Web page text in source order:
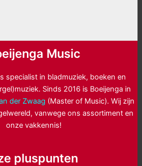
Music
specialist in bladmuziek, boeken en
Sinds 2016 is Boeijenga in
der Zwaag (Master of Music). Wij zijn
vanwege ons assortiment en
onze vakkennis!
pluspunten